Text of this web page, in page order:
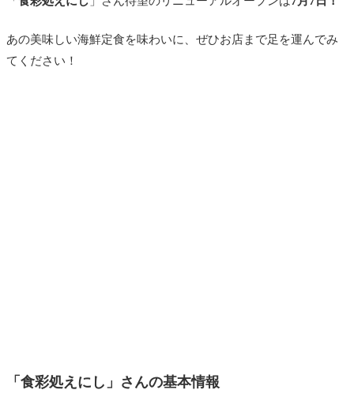
あの美味しい海鮮定食を味わいに、ぜひお店まで足を運んでみ
てください！
「食彩処えにし」さんの基本情報